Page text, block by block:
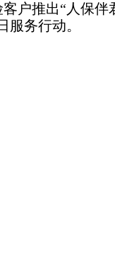
户推出“人保伴
服务行动。